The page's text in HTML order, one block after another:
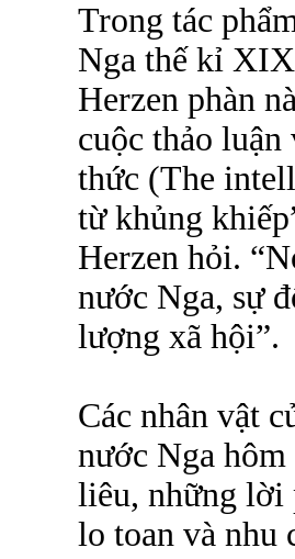
Trong tác
Nga thế kỉ
Herzen phàn
cuộc thảo
thức (The
từ khủng
Herzen hỏi.
nước Nga, sự
lượng xã hội”.
Các nhân vật
nước Nga
liêu, những lời
lo toan và nhu